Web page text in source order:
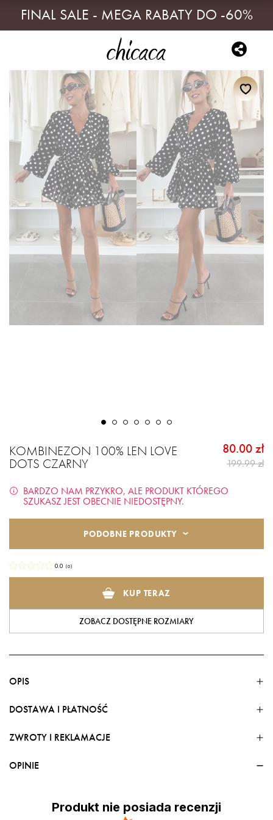
FINAL SALE - MEGA RABATY DO -60%
KOMBINEZON 100% LEN LOVE
DOTS CZARNY
80.00 zł
199.99 zł
BARDZO NAM PRZYKRO, ALE PRODUKT KTÓREGO
SZUKASZ JEST OBECNIE NIEDOSTĘPNY.
PODOBNE PRODUKTY
0.0 (0)
KUP TERAZ
ZOBACZ DOSTĘPNE ROZMIARY
OPIS
kombinezon
DOSTAWA I PŁATNOŚĆ
FORMY DOSTAWY
Dostawa w kraju
Przesyłka kurierska GLS z przedpłatą na konto17,99 zł
ZWROTY I REKLAMACJE
OPINIE
Produkt nie posiada recenzji